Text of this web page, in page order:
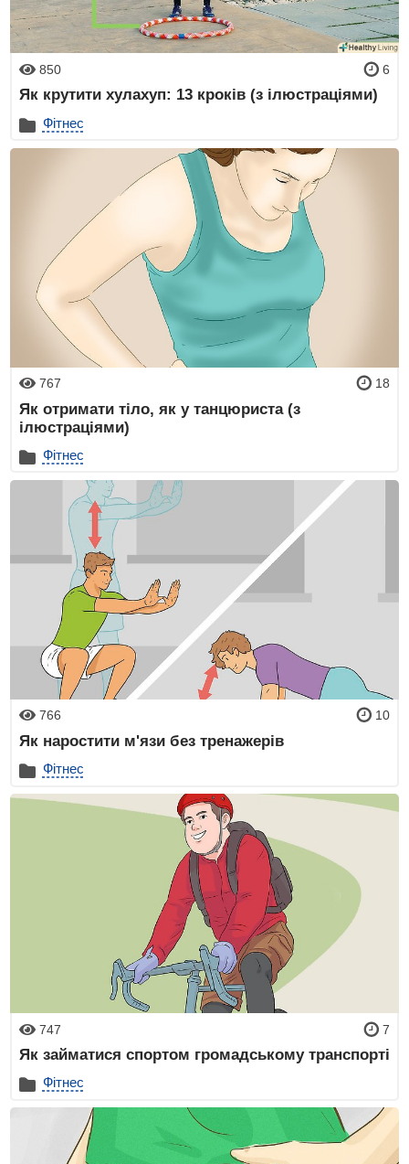
850 6
Як крутити хулахуп: 13 кроків (з ілюстраціями)
Фітнес
767 18
Як отримати тіло, як у танцюриста (з
ілюстраціями)
Фітнес
766 10
Як наростити м'язи без тренажерів
Фітнес
747 7
Як займатися спортом громадському транспорті
Фітнес